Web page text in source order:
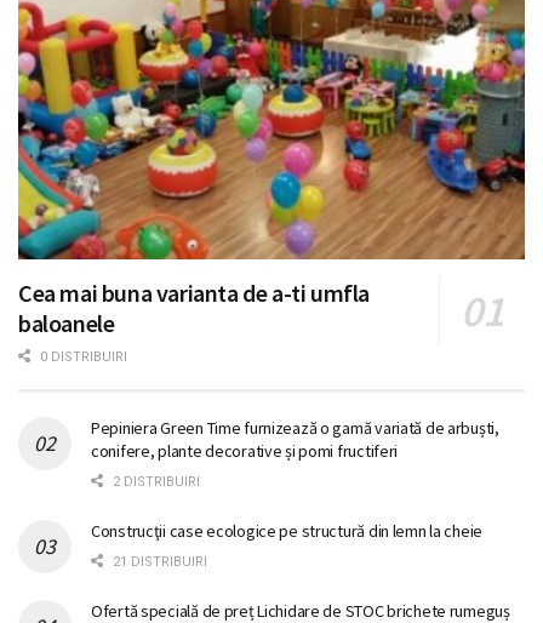
Cea mai buna varianta de a-ti umfla
baloanele
0 DISTRIBUIRI
Pepiniera Green Time furnizează o gamă variată de arbuști,
conifere, plante decorative și pomi fructiferi
2 DISTRIBUIRI
Construcţii case ecologice pe structură din lemn la cheie
21 DISTRIBUIRI
Ofertă specială de preț Lichidare de STOC brichete rumeguș